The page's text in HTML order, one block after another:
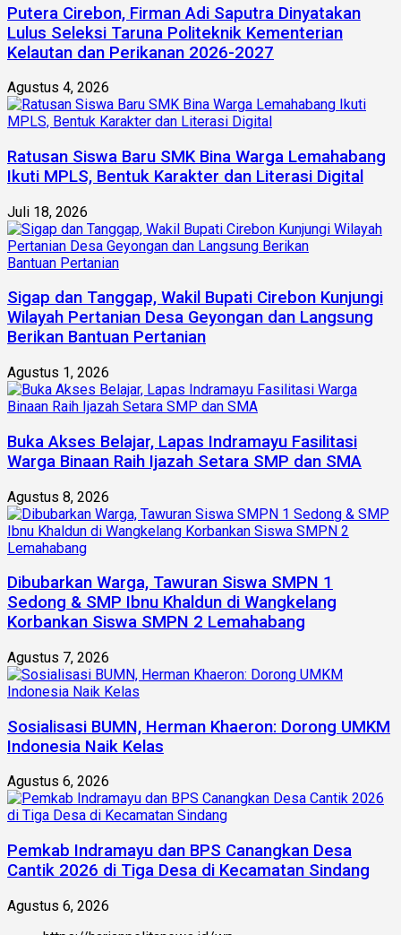
Putera Cirebon, Firman Adi Saputra Dinyatakan
Lulus Seleksi Taruna Politeknik Kementerian
Kelautan dan Perikanan 2026-2027
Agustus 4, 2026
Ratusan Siswa Baru SMK Bina Warga Lemahabang
Ikuti MPLS, Bentuk Karakter dan Literasi Digital
Juli 18, 2026
Sigap dan Tanggap, Wakil Bupati Cirebon Kunjungi
Wilayah Pertanian Desa Geyongan dan Langsung
Berikan Bantuan Pertanian
Agustus 1, 2026
Buka Akses Belajar, Lapas Indramayu Fasilitasi
Warga Binaan Raih Ijazah Setara SMP dan SMA
Agustus 8, 2026
Dibubarkan Warga, Tawuran Siswa SMPN 1
Sedong & SMP Ibnu Khaldun di Wangkelang
Korbankan Siswa SMPN 2 Lemahabang
Agustus 7, 2026
Sosialisasi BUMN, Herman Khaeron: Dorong UMKM
Indonesia Naik Kelas
Agustus 6, 2026
Pemkab Indramayu dan BPS Canangkan Desa
Cantik 2026 di Tiga Desa di Kecamatan Sindang
Agustus 6, 2026